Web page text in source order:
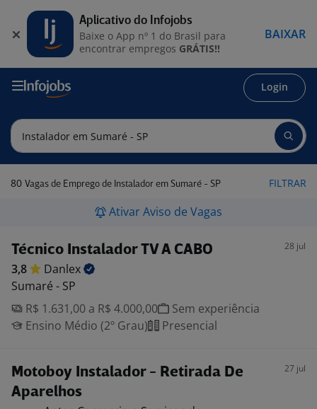
Login
80 Vagas de Emprego de Instalador em Sumaré - SP FILTRAR
Ativar Aviso de Vagas
Técnico Instalador TV A CABO 28 jul
3,8
Danlex
Sumaré - SP
R$ 1.631,00 a R$ 4.000,00
Sem experiência
Ensino Médio (2º Grau)
Presencial
Motoboy Instalador - Retirada De
Aparelhos
27 jul
Aplicativo do Infojobs
Baixe o App nº 1 do Brasil para
encontrar empregos GRÁTIS!!
BAIXAR